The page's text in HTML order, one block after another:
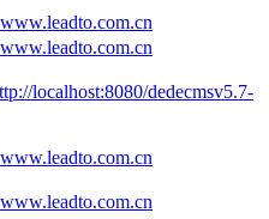
localhost:8080/dedecmsv5.7-